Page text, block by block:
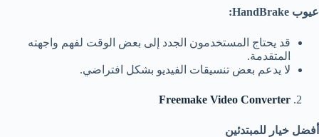
عيوب
قد يحتاج المستخدمون الجدد إلى بعض الوقت لفهم واجهته
المتقدمة.
لا يدعم بعض تنسيقات الفيديو بشكل افتراضي.
Freemake Video Converter
أفضل خيار للمبتدئين